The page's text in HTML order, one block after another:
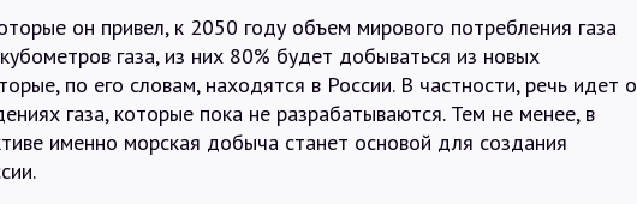
он привел, к 2050 году объем мирового потребления газа
газа, из них 80% будет добываться из новых
по его словам, находятся в России. В частности, речь идет о
газа, которые пока не разрабатываются. Тем не менее, в
именно морская добыча станет основой для создания